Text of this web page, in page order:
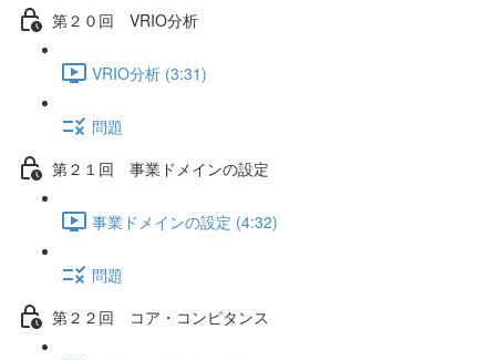
第２０回 VRIO分析
VRIO分析 (3:31)
問題
第２１回 事業ドメインの設定
事業ドメインの設定 (4:32)
問題
第２２回 コア・コンピタンス